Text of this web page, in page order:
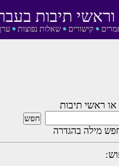
קישורים שאלות נפוצות
וראשי תיבות
או ראשי תיבות
מילה בהגדרה